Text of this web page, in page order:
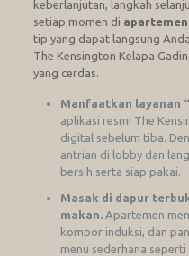
keberlanjutan, langkah
setiap momen di
tip yang dapat langsung
The Kensington Kelapa
yang cerdas.
Manfaatkan layanan
aplikasi resmi The
digital sebelum tiba.
antrian di lobby dan
bersih serta siap pakai.
Masak di dapur
makan. Apartemen
kompor induksi, dan
menu sederhana